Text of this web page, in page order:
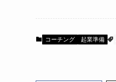
コーチング 起業準備